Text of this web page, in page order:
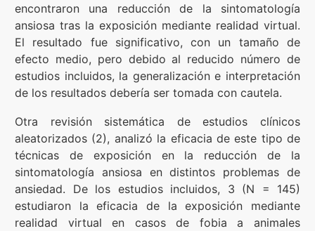
encontraron una reducción de la sintomatología
ansiosa tras la exposición mediante realidad virtual.
El resultado fue significativo, con un tamaño de
efecto medio, pero debido al reducido número de
estudios incluidos, la generalización e interpretación
de los resultados debería ser tomada con cautela.
Otra revisión sistemática de estudios clínicos
aleatorizados (2), analizó la eficacia de este tipo de
técnicas de exposición en la reducción de la
sintomatología ansiosa en distintos problemas de
ansiedad. De los estudios incluidos, 3 (N = 145)
estudiaron la eficacia de la exposición mediante
realidad virtual en casos de fobia a animales